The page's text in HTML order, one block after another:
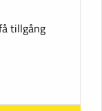
tillgång